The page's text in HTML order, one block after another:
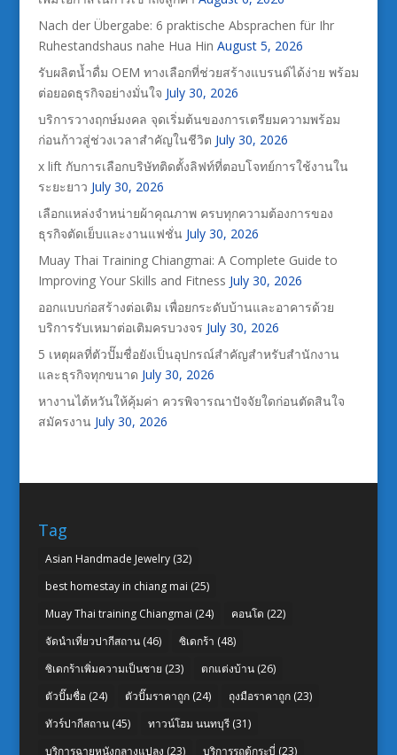
Nach der Übergabe: 6 praktische Absprachen für Ihr
Ruhestandshaus nahe Hua Hin August 5, 2026
รับผลิตน้ำดื่ม OEM ทางเลือกที่ช่วยสร้างแบรนด์ได้ง่าย พร้อม
ต่อยอดธุรกิจอย่างมั่นใจ July 30, 2026
บริการวางฤกษ์มงคล จุดเริ่มต้นของการเตรียมความพร้อม
ก่อนก้าวสู่ช่วงเวลาสำคัญในชีวิต July 30, 2026
x lift กับการเลือกบริษัทติดตั้งลิฟท์ที่ตอบโจทย์การใช้งานใน
ระยะยาว July 30, 2026
เลือกแหล่งจำหน่ายผ้าคุณภาพ ครบทุกความต้องการของ
ธุรกิจตัดเย็บและงานแฟชั่น July 30, 2026
Muay Thai Training Chiangmai: A Complete Guide to
Improving Your Skills and Fitness July 30, 2026
ออกแบบก่อสร้างต่อเติม เพื่อยกระดับบ้านและอาคารด้วย
บริการรับเหมาต่อเติมครบวงจร July 30, 2026
5 เหตุผลที่ตัวปั๊มชื่อยังเป็นอุปกรณ์สำคัญสำหรับสำนักงาน
และธุรกิจทุกขนาด July 30, 2026
หางานไต้หวันให้คุ้มค่า ควรพิจารณาปัจจัยใดก่อนตัดสินใจ
สมัครงาน July 30, 2026
Tag
Asian Handmade Jewelry(32)
best homestay in chiang mai (25)
Muay Thai training Chiangmai (24) คอนโด (22)
จัดนำเที่ยวปากีสถาน(46) ซิเดกร้า (48)
ซิเดกร้าเพิ่มความเป็นชาย (23) ตกแต่งบ้าน(26)
ตัวปั๊มชื่อ(24) ตัวปั๊มราคาถูก(24) ถุงมือราคาถูก(23)
ทัวร์ปากีสถาน(45) ทาวน์โฮม นนทบุรี(31)
บริการฉายหนังกลางแปลง (23) บริการรถตู้กระบี่ (23)